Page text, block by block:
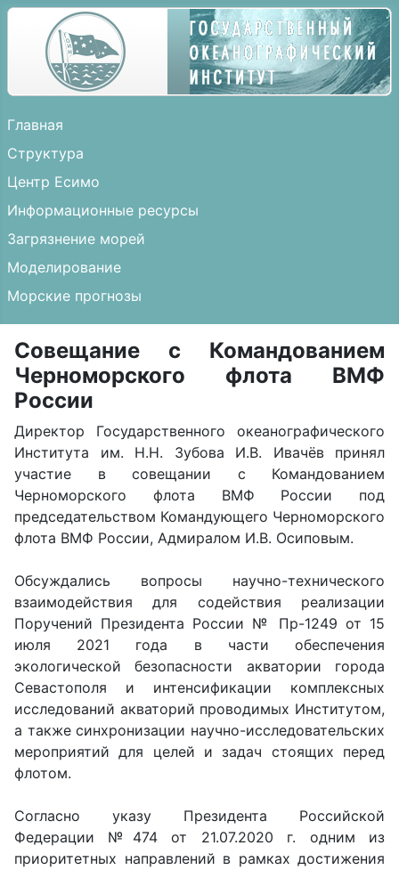
Главная
Структура
Центр Есимо
Информационные ресурсы
Загрязнение морей
Моделирование
Морские прогнозы
Совещание с Командованием
Черноморского флота ВМФ
России
Директор Государственного океанографического
Института им. Н.Н. Зубова И.В. Ивачёв принял
участие в совещании с Командованием
Черноморского флота ВМФ России под
председательством Командующего Черноморского
флота ВМФ России, Адмиралом И.В. Осиповым.
Обсуждались вопросы научно-технического
взаимодействия для содействия реализации
Поручений Президента России № Пр-1249 от 15
июля 2021 года в части обеспечения
экологической безопасности акватории города
Севастополя и интенсификации комплексных
исследований акваторий проводимых Институтом,
а также синхронизации научно-исследовательских
мероприятий для целей и задач стоящих перед
флотом.
Согласно указу Президента Российской
Федерации №474 от 21.07.2020 г. одним из
приоритетных направлений в рамках достижения